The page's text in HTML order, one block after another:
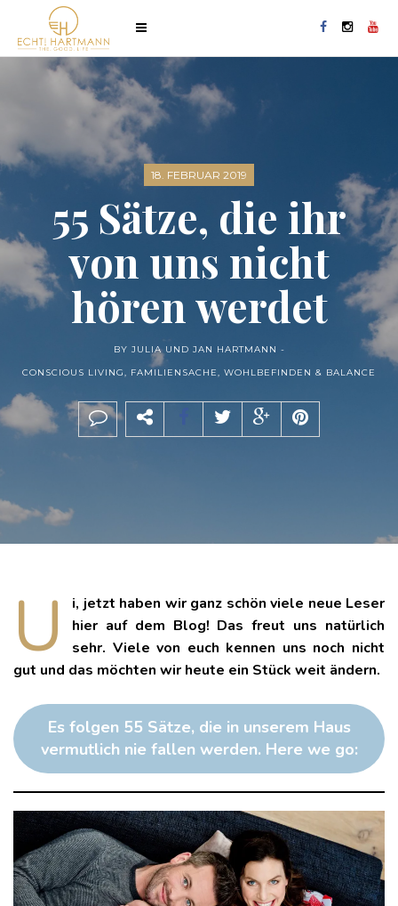
18. FEBRUAR 2019
55 Sätze, die ihr
von uns nicht
hören werdet
BY JULIA UND JAN HARTMANN -
CONSCIOUS LIVING, FAMILIENSACHE, WOHLBEFINDEN & BALANCE
U
i, jetzt haben wir ganz schön viele neue Leser
hier auf dem Blog! Das freut uns natürlich
sehr. Viele von euch kennen uns noch nicht
gut und das möchten wir heute ein Stück weit ändern.
Es folgen 55 Sätze, die in unserem Haus
vermutlich nie fallen werden. Here we go: